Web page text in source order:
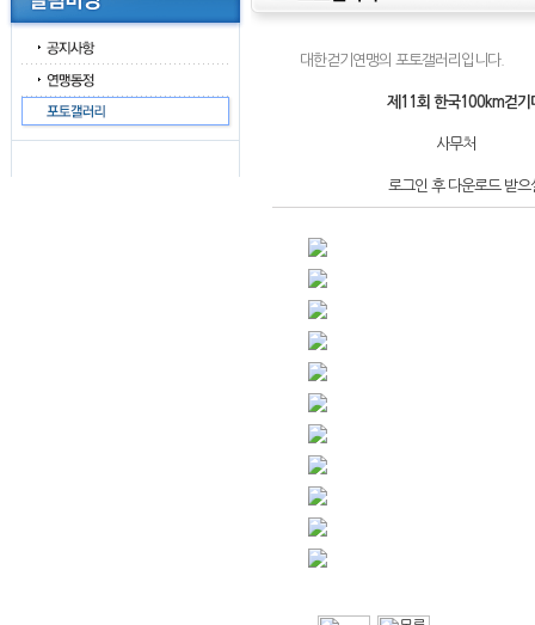
대한걷기연맹의 포토갤러리입니다.
제11회 한국100km걷기
사무처
로그인 후 다운로드 받으